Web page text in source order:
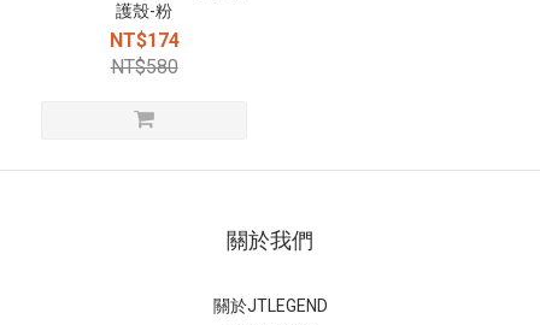
護殼-粉
NT$174
NT$580
關於我們
關於JTLEGEND